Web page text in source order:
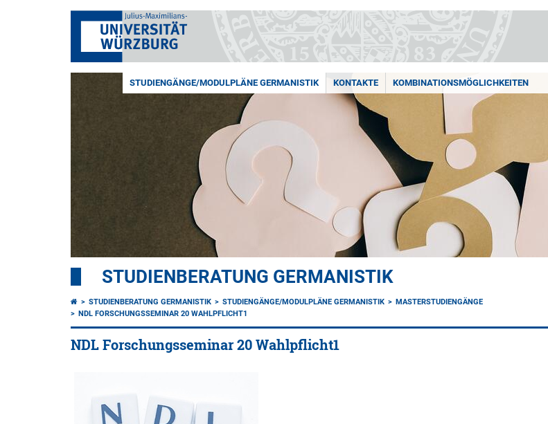
STUDIENGÄNGE/MODULPLÄNE GERMANISTIK KONTAKTE KOMBINATIONSMÖGLICHKEITEN
STUDIENBERATUNG GERMANISTIK
STUDIENBERATUNG GERMANISTIK STUDIENGÄNGE/MODULPLÄNE GERMANISTIK
MASTERSTUDIENGÄNGE
NDL FORSCHUNGSSEMINAR 20 WAHLPFLICHT1
NDL Forschungsseminar 20 Wahlpflicht1